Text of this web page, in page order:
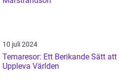
10 juli 2024
Temaresor: Ett Berikande Sätt att
Uppleva Världen